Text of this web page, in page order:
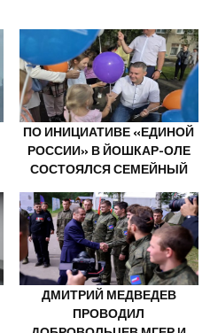
ПО ИНИЦИАТИВЕ «ЕДИНОЙ
РОССИИ» В ЙОШКАР-ОЛЕ
СОСТОЯЛСЯ СЕМЕЙНЫЙ
ДМИТРИЙ МЕДВЕДЕВ
ПРОВОДИЛ